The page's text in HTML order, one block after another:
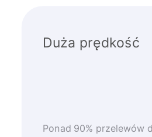
Duża prędkość
Ponad 90% przelewów